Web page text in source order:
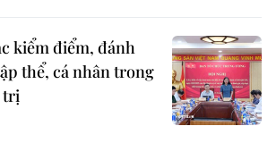
kiểm điểm, đánh
thể, cá nhân trong
trị